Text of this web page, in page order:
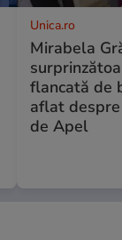
Unica.ro
Mirabela
flancată de
aflat
de Apel